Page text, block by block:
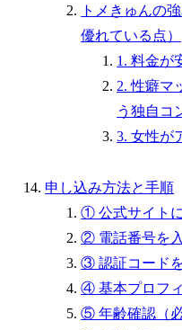
トメきゅんの
優れている点）
1. 料金が
2. 性癖マ
う独自コ
3. 女性が
申し込み方法と手順
① 公式サイト
② 電話番号を
③ 認証コード
④ 基本プロフ
⑤ 年齢確認（必